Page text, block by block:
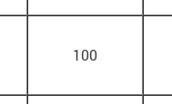
100